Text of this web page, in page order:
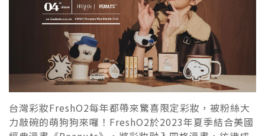
台灣彩妝FreshO2每年都帶來驚喜限定彩妝，被粉絲大
力敲碗的萌狗狗來囉！ FreshO2於2023年夏季結合美國